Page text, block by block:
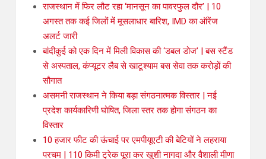
राजस्थान में फिर लौट रहा ‘मानसून का पावरफुल दौर’ | 10
अगस्त तक कई जिलों में मूसलाधार बारिश, IMD का ऑरेंज
अलर्ट जारी
बांदीकुई को एक दिन में मिली विकास की ‘डबल डोज’ | बस स्टैंड
से अस्पताल, कंप्यूटर लैब से खाटूश्याम बस सेवा तक करोड़ों की
सौगात
असमनी राजस्थान ने किया बड़ा संगठनात्मक विस्तार | नई
प्रदेश कार्यकारिणी घोषित, जिला स्तर तक होगा संगठन का
विस्तार
10 हजार फीट की ऊंचाई पर एमपीयूएटी की बेटियों ने लहराया
परचम | 110 किमी ट्रेक पूरा कर खुशी नागदा और वैशाली मीणा